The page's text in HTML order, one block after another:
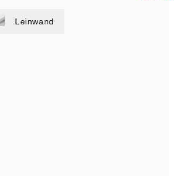
Leinwand